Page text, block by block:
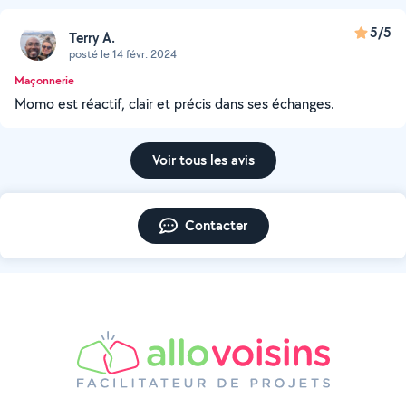
Terry A.
posté le 14 févr. 2024
5/5
Maçonnerie
Momo est réactif, clair et précis dans ses échanges.
Voir tous les avis
Contacter